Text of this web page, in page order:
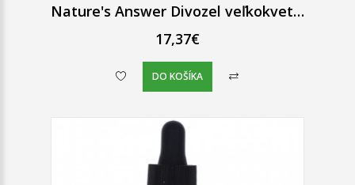
Nature's Answer Divozel veľkokvetý bylinné kvapky 30 ml
17,37€
DO KOŠÍKA